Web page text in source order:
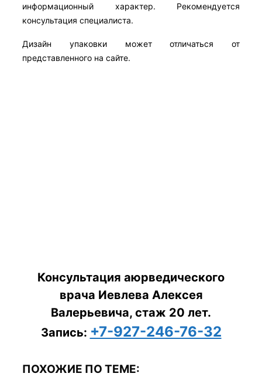
информационный характер. Рекомендуется
консультация специалиста.
Дизайн упаковки может отличаться от
представленного на сайте.
Консультация аюрведического
врача Иевлева Алексея
Валерьевича, стаж 20 лет.
Запись: +7-927-246-76-32
ПОХОЖИЕ ПО ТЕМЕ: